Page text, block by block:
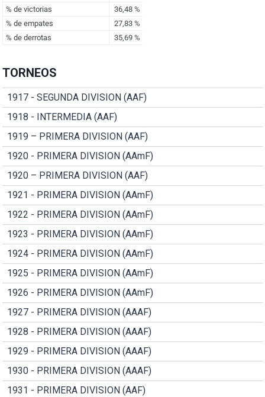
TORNEOS
1917 - SEGUNDA DIVISION (AAF)
1918 - INTERMEDIA (AAF)
1919 – PRIMERA DIVISION (AAF)
1920 - PRIMERA DIVISION (AAmF)
1920 – PRIMERA DIVISION (AAF)
1921 - PRIMERA DIVISION (AAmF)
1922 - PRIMERA DIVISION (AAmF)
1923 - PRIMERA DIVISION (AAmF)
1924 - PRIMERA DIVISION (AAmF)
1925 - PRIMERA DIVISION (AAmF)
1926 - PRIMERA DIVISION (AAmF)
1927 - PRIMERA DIVISION (AAAF)
1928 - PRIMERA DIVISION (AAAF)
1929 - PRIMERA DIVISION (AAAF)
1930 - PRIMERA DIVISION (AAAF)
1931 - PRIMERA DIVISION (AAF)